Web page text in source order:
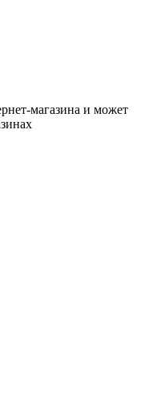
магазина и может